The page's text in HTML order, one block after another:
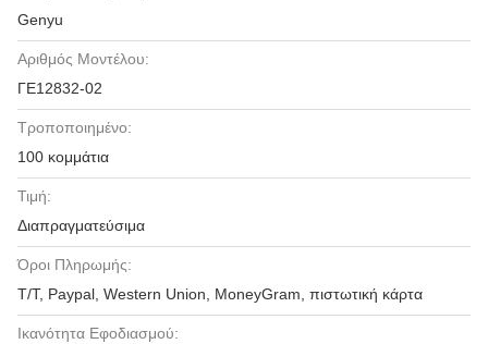
Genyu
Αριθμός Μοντέλου:
ΓΕ12832-02
Τροποποιημένο:
100 κομμάτια
Τιμή:
Διαπραγματεύσιμα
Όροι Πληρωμής:
T/T, Paypal, Western Union, MoneyGram, πιστωτική κάρτα
Ικανότητα Εφοδιασμού: